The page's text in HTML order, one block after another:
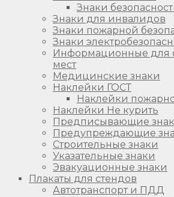
Знаки
Знаки для инвалидов
Знаки пожарной
Знаки
Информационные для
мест
Медицинские знаки
Наклейки ГОСТ
Наклейки
Наклейки Не курить
Предписывающие
Предупреждающие
Строительные знаки
Указательные знаки
Эвакуационные знаки
Плакаты для стендов
Автотранспорт и ПДД